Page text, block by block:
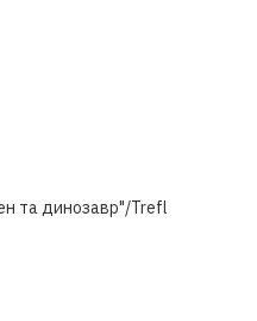
та динозавр"/Trefl